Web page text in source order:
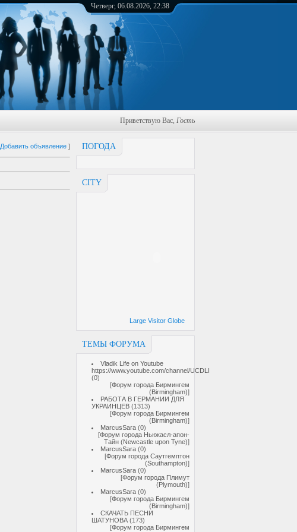
Четверг, 06.08.2026, 22:38
Приветствую Вас, Гость
ПОГОДА
CITY
Large Visitor Globe
ТЕМЫ ФОРУМА
Vladik Life on Youtube
https://www.youtube.com/channel/UCDLI
(0)
[Форум города Бирмингем
(Birmingham)]
РАБОТА В ГЕРМАНИИ ДЛЯ
УКРАИНЦЕВ (1313)
[Форум города Бирмингем
(Birmingham)]
MarcusSara (0)
[Форум города Ньюкасл-апон-
Тайн (Newcastle upon Tyne)]
MarcusSara (0)
[Форум города Саутгемптон
(Southampton)]
MarcusSara (0)
[Форум города Плимут
(Plymouth)]
MarcusSara (0)
[Форум города Бирмингем
(Birmingham)]
СКАЧАТЬ ПЕСНИ
ШАТУНОВА (173)
[Форум города Бирмингем
Добавить объявление ]